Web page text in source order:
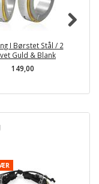
I Børstet Stål / 2
Guld & Blank
149,00